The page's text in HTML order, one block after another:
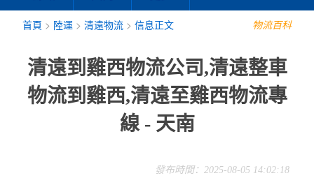
物流百科
首頁 > 陸運 >清遠物流 >信息正文
清遠到雞西物流公司,清遠整車
物流到雞西,清遠至雞西物流專
線 - 天南
發布時間：2025-08-05 14:02:18